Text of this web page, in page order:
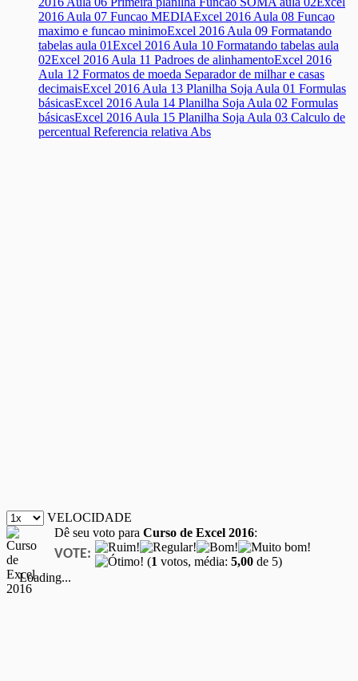
2016 Aula 07 Funcao MEDIAExcel 2016 Aula 08 Funcao
maximo e funcao minimoExcel 2016 Aula 09 Formatando
tabelas aula 01Excel 2016 Aula 10 Formatando tabelas aula
02Excel 2016 Aula 11 Padroes de alinhamentoExcel 2016
Aula 12 Formatos de moeda Separador de milhar e casas
decimaisExcel 2016 Aula 13 Planilha Soja Aula 01 Formulas
básicasExcel 2016 Aula 14 Planilha Soja Aula 02 Formulas
básicasExcel 2016 Aula 15 Planilha Soja Aula 03 Calculo de
percentual Referencia relativa Abs
VELOCIDADE
Dê seu voto para Curso de Excel 2016:
VOTE: (1 votos, média: 5,00 de 5)
Loading...